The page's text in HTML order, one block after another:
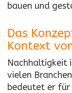
bauen und
Das
Kontext
Nachhaltigkeit
vielen
bedeutet er für